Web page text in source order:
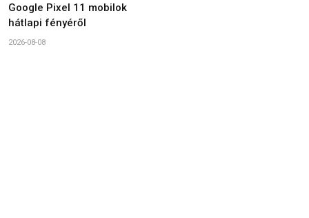
Google Pixel 11 mobilok
hátlapi fényéről
2026-08-08